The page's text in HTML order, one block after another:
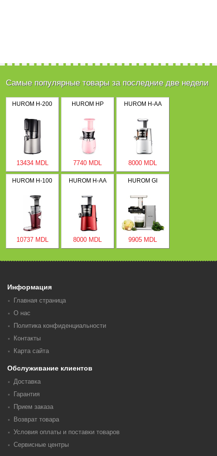
Самые популярные товары за последние две недели
HUROM H-200
13434 MDL
HUROM HP
7740 MDL
HUROM H-AA
8000 MDL
HUROM H-100
10737 MDL
HUROM H-AA
8000 MDL
HUROM GI
9905 MDL
Информация
Главная страница
О нас
Политика конфиденциальности
Контакты
Карта сайта
Обслуживание клиентов
Доставка
Гарантия
Прием заказа
Возврат товара
Условия оплаты и поставки товаров
Сервисные центры